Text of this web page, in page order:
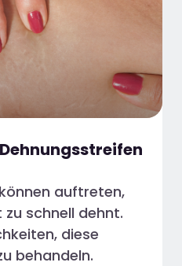
auftreten,
schnell dehnt.
diese
behandeln.